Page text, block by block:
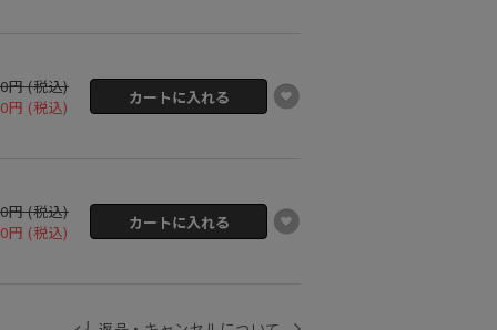
円 (税込)
円 (税込)
円 (税込)
円 (税込)